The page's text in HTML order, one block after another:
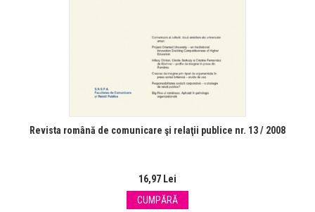
Revista română de comunicare şi relaţii publice nr. 13 / 2008
16,97 Lei
CUMPĂRĂ